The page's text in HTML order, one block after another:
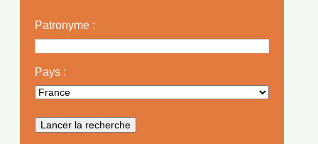
Patronyme :
Pays :